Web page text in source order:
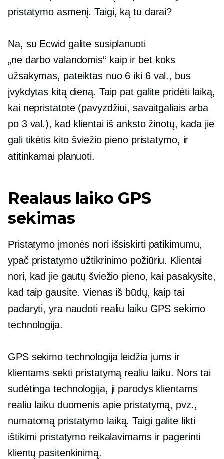
pristatymo asmenį. Taigi, ką tu darai?
Na, su Ecwid galite susiplanuoti
„ne ​​darbo valandomis“ kaip ir bet koks
užsakymas, pateiktas nuo 6 iki 6 val., bus
įvykdytas kitą dieną. Taip pat galite pridėti laiką,
kai nepristatote (pavyzdžiui, savaitgaliais arba
po 3 val.), kad klientai iš anksto žinotų, kada jie
gali tikėtis kito šviežio pieno pristatymo, ir
atitinkamai planuoti.
Realaus laiko GPS
sekimas
Pristatymo įmonės nori išsiskirti patikimumu,
ypač pristatymo užtikrinimo požiūriu. Klientai
nori, kad jie gautų šviežio pieno, kai pasakysite,
kad taip gausite. Vienas iš būdų, kaip tai
padaryti, yra naudoti realiu laiku GPS sekimo
technologija.
GPS sekimo technologija leidžia jums ir
klientams sekti pristatymą realiu laiku. Nors tai
sudėtinga technologija, ji parodys klientams
realiu laiku duomenis apie pristatymą, pvz.,
numatomą pristatymo laiką. Taigi galite likti
ištikimi pristatymo reikalavimams ir pagerinti
klientų pasitenkinimą.